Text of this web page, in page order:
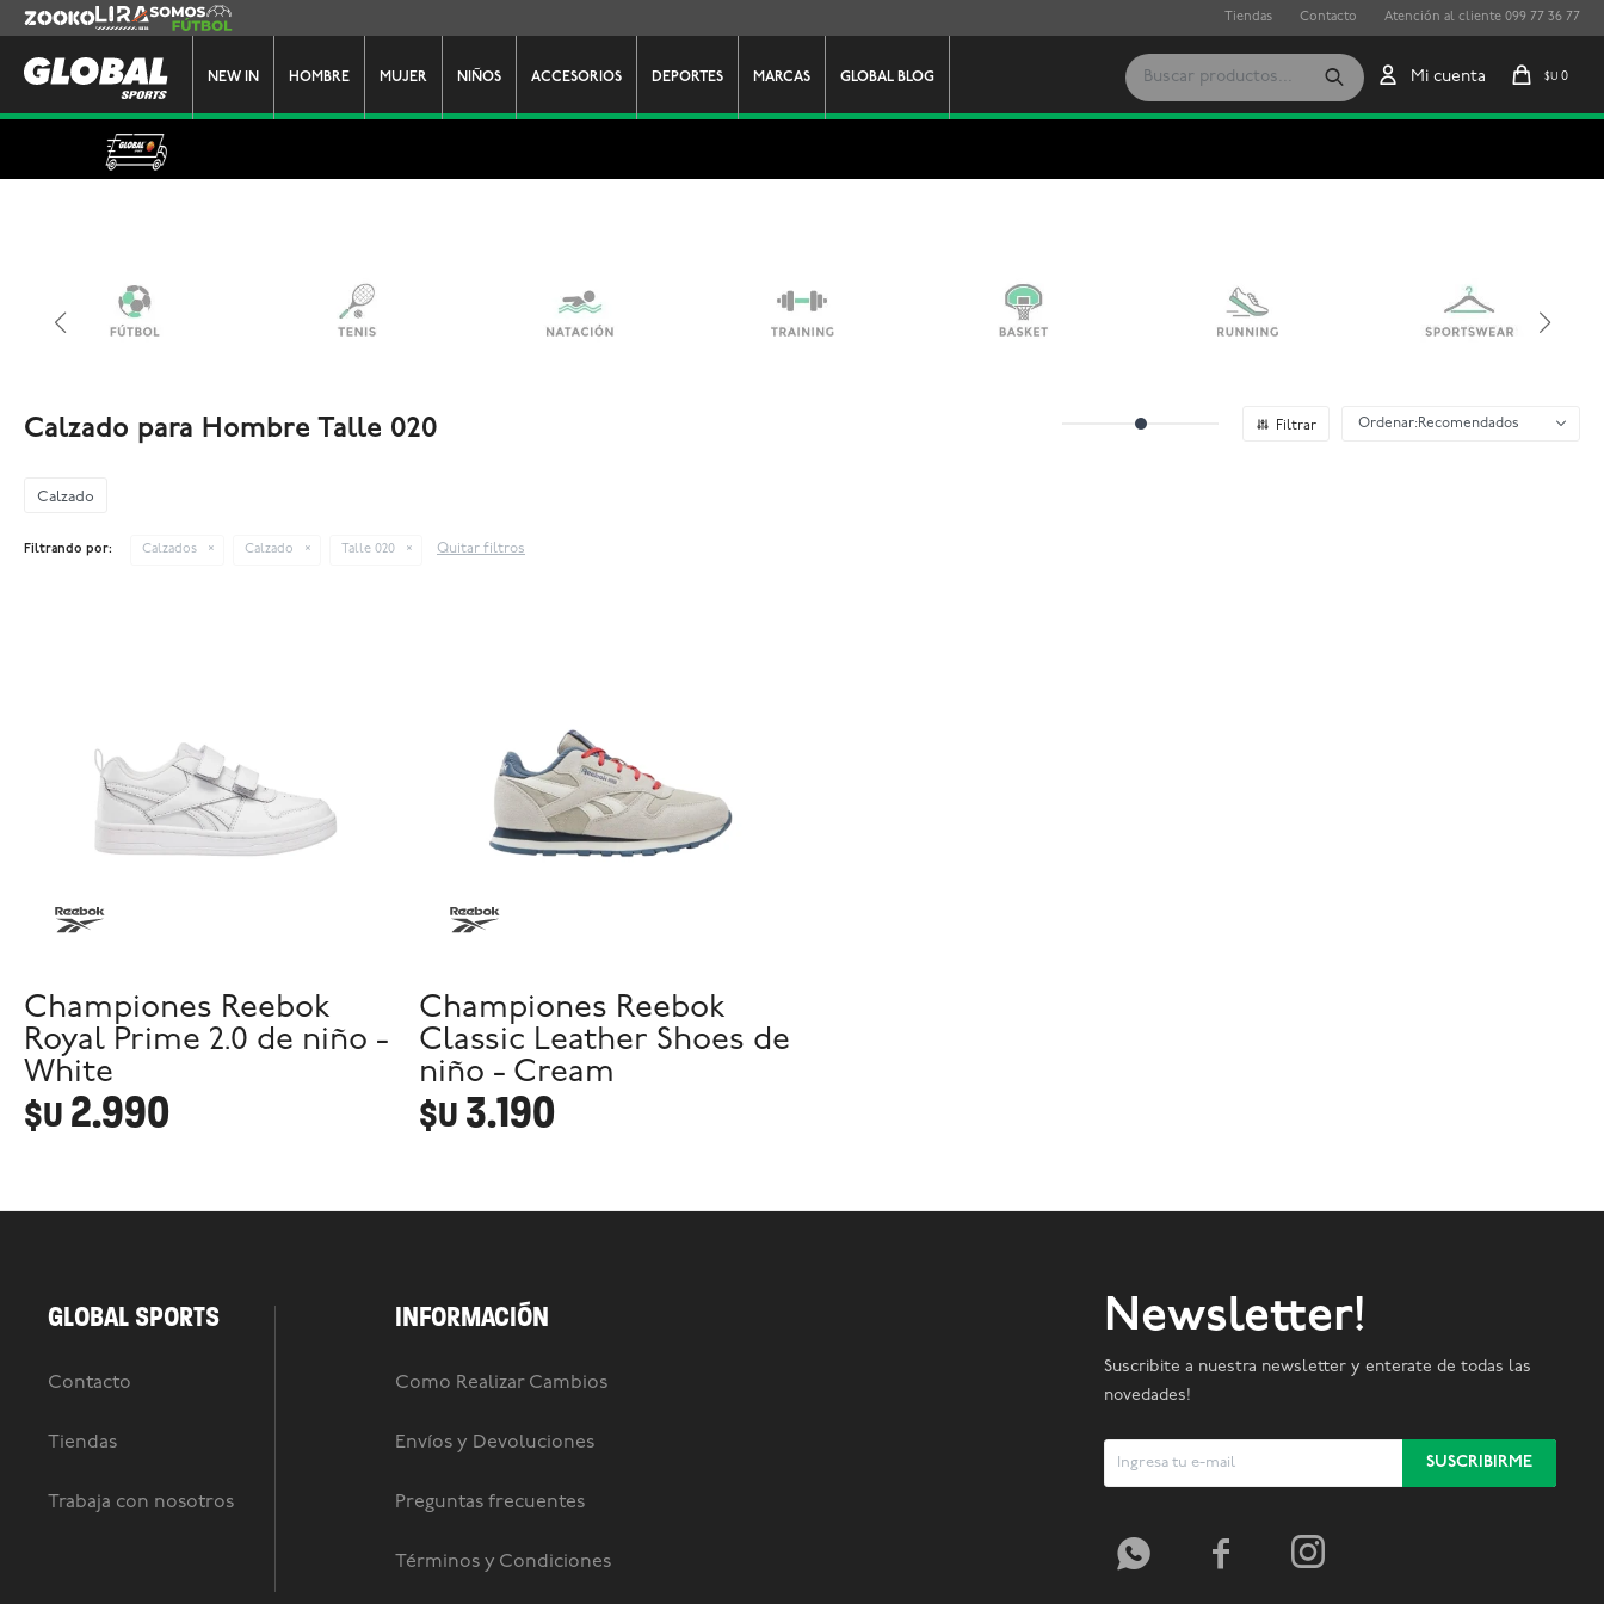
NEW IN HOMBRE MUJER NIÑOS ACCESORIOS DEPORTES MARCAS GLOBAL BLOG $U 0
Zooko Lira Somos Futbol Tiendas Contacto Atención al cliente 099 77 36 77
Calzado para Hombre Talle 020 Recomendados
Calzado
Filtrando por: Calzados Calzado Talle 020 Quitar filtros
Championes Reebok
Royal Prime 2.0 de niño -
White
$U 2.990
Championes Reebok
Classic Leather Shoes de
niño - Cream
$U 3.190
GLOBAL SPORTS
Contacto
Tiendas
Trabaja con nosotros
INFORMACIÓN
Como Realizar Cambios
Envíos y Devoluciones
Preguntas frecuentes
Términos y Condiciones
Newsletter!
Suscribite a nuestra newsletter y enterate de todas las
novedades!
SUSCRIBIRME
  